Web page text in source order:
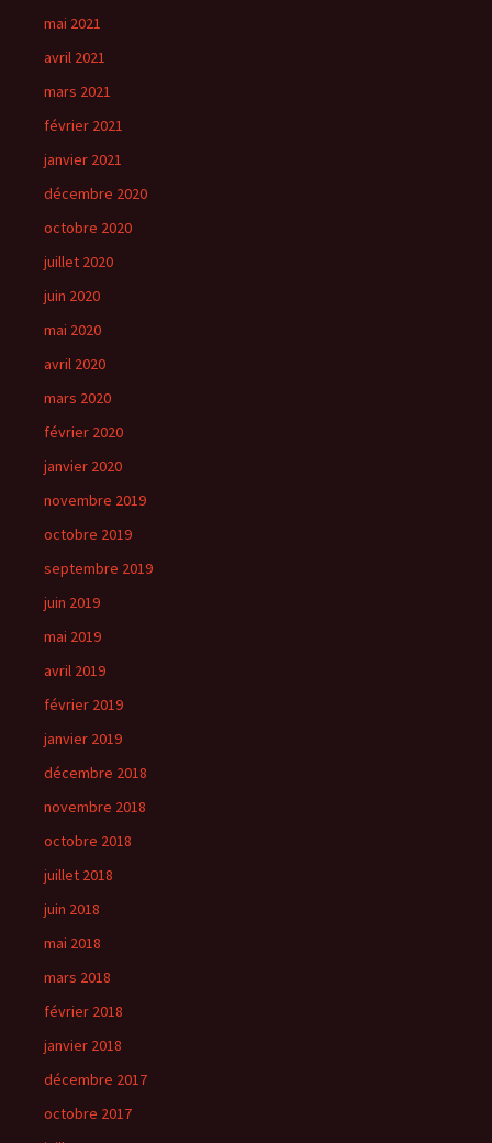
mai 2021
avril 2021
mars 2021
février 2021
janvier 2021
décembre 2020
octobre 2020
juillet 2020
juin 2020
mai 2020
avril 2020
mars 2020
février 2020
janvier 2020
novembre 2019
octobre 2019
septembre 2019
juin 2019
mai 2019
avril 2019
février 2019
janvier 2019
décembre 2018
novembre 2018
octobre 2018
juillet 2018
juin 2018
mai 2018
mars 2018
février 2018
janvier 2018
décembre 2017
octobre 2017